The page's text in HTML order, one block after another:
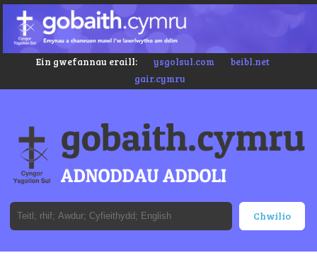
Ein gwefannau eraill: ysgolsul.com
beibl.net
gair.cymru